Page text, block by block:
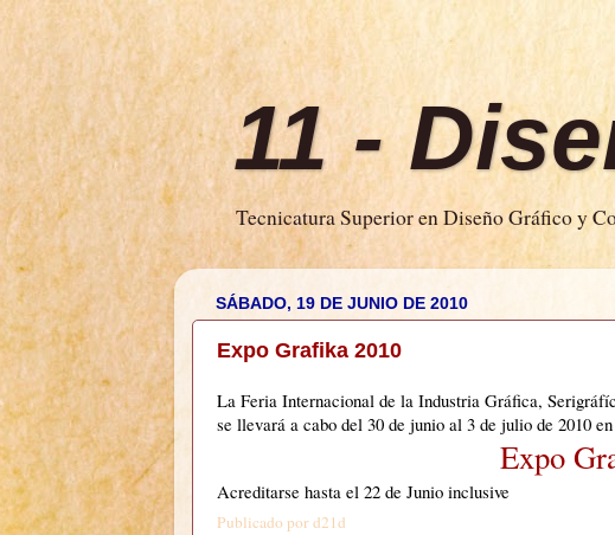
11 -
Tecnicatura Superior en Diseño Gráfico y
SÁBADO, 19 DE JUNIO DE 2010
Expo Grafika 2010
La Feria Internacional de la Industria Gráfica,
se llevará a cabo del 30 de junio al 3 de julio de 2010
Expo
Acreditarse hasta el 22 de Junio inclusive
Publicado pord21d